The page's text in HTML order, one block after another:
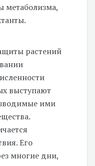
метаболизма,
растений
выступают
ими
Его
многие дни,